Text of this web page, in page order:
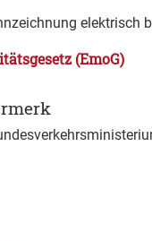
elektrisch
(EmoG)